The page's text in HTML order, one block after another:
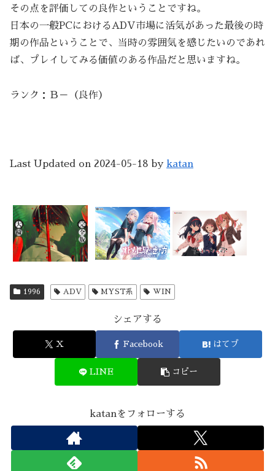
その点を評価しての良作ということですね。
日本の一般PCにおけるADV市場に活気があった最後の時
期の作品ということで、当時の雰囲気を感じたいのであれ
ば、プレイしてみる価値のある作品だと思いますね。
ランク：Ｂ－（良作）
Last Updated on 2024-05-18 by katan
1996 ADV MYST系 WIN
シェアする
X Facebook はてブ
LINE コピー
katanをフォローする